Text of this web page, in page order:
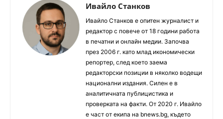
Ивайло Станков
Ивайло Станков е опитен журналист и
редактор с повече от 18 години работа
в печатни и онлайн медии. Започва
през 2006 г. като млад икономически
репортер, след което заема
редакторски позиции в няколко водещи
национални издания. Силен е в
аналитичната публицистика и
проверката на факти. От 2020 г. Ивайло
е част от екипа на bnews.bg, където